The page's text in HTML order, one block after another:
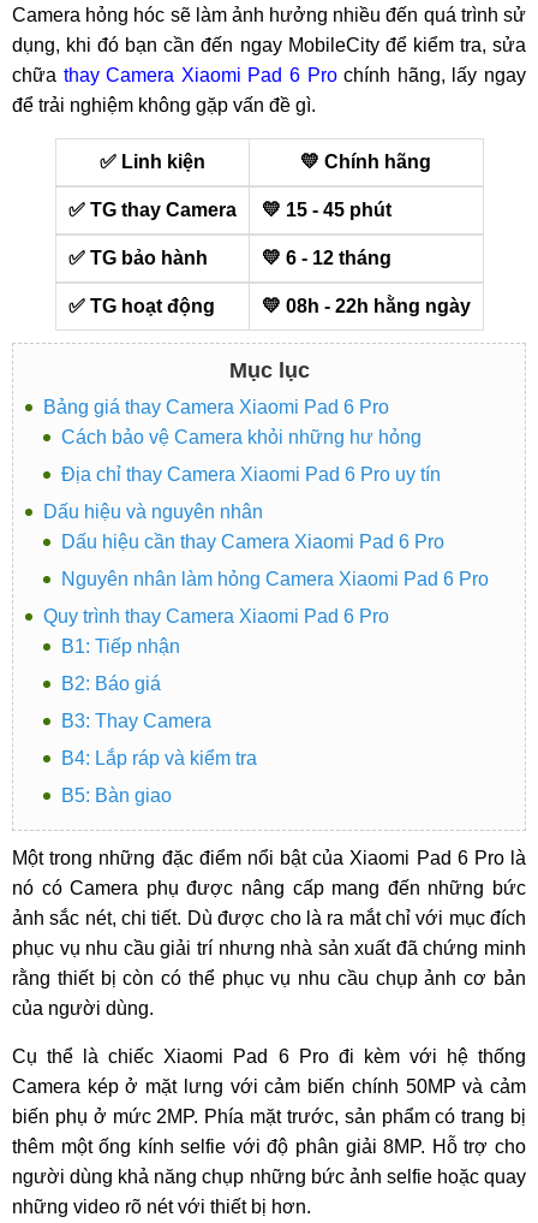
Camera hỏng hóc sẽ làm ảnh hưởng nhiều đến quá trình sử
dụng, khi đó bạn cần đến ngay MobileCity để kiểm tra, sửa
chữa thay Camera Xiaomi Pad 6 Prochính hãng, lấy ngay
để trải nghiệm không gặp vấn đề gì.
✅ Linh kiện 💛 Chính hãng
✅ TG thay Camera 💛 15 - 45 phút
✅ TG bảo hành 💛 6 - 12 tháng
✅ TG hoạt động 💛 08h - 22h hằng ngày
Mục lục
Bảng giá thay Camera Xiaomi Pad 6 Pro
Cách bảo vệ Camera khỏi những hư hỏng
Địa chỉ thay Camera Xiaomi Pad 6 Pro uy tín
Dấu hiệu và nguyên nhân
Dấu hiệu cần thay Camera Xiaomi Pad 6 Pro
Nguyên nhân làm hỏng Camera Xiaomi Pad 6 Pro
Quy trình thay Camera Xiaomi Pad 6 Pro
B1: Tiếp nhận
B2: Báo giá
B3: Thay Camera
B4: Lắp ráp và kiểm tra
B5: Bàn giao
Một trong những đặc điểm nổi bật của Xiaomi Pad 6 Pro là
nó có Camera phụ được nâng cấp mang đến những bức
ảnh sắc nét, chi tiết. Dù được cho là ra mắt chỉ với mục đích
phục vụ nhu cầu giải trí nhưng nhà sản xuất đã chứng minh
rằng thiết bị còn có thể phục vụ nhu cầu chụp ảnh cơ bản
của người dùng.
Cụ thể là chiếc Xiaomi Pad 6 Pro đi kèm với hệ thống
Camera kép ở mặt lưng với cảm biến chính 50MP và cảm
biến phụ ở mức 2MP. Phía mặt trước, sản phẩm có trang bị
thêm một ống kính selfie với độ phân giải 8MP. Hỗ trợ cho
người dùng khả năng chụp những bức ảnh selfie hoặc quay
những video rõ nét với thiết bị hơn.